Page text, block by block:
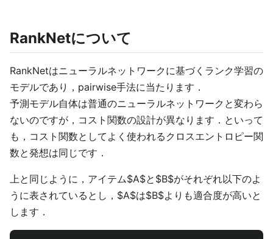
RankNetについて
RankNetはニューラルネットワークに基づくランク学習の
モデルであり，pairwise手法に当たります．
予測モデル自体は普通のニューラルネットワークと変わら
ないのですが，コスト関数の設計が異なります．といって
も，コスト関数としてよく使われるクロスエントロピー関
数と発想は同じです．
上と同じように，アイテム$A$と$B$がそれぞれ以下のよ
うに表されているとし，$A$は$B$よりも適合度が高いと
します．